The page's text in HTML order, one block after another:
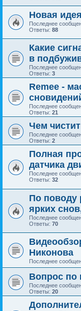
Новая
Последнее
Ответы: 88
Какие
в
Последнее
Ответы: 3
Remee -
Последнее
Ответы: 21
Чем
Последнее
Ответы: 2
Полная
датчика
Последнее
Ответы: 32
По поводу
ярких
Последнее
Ответы: 70
Никонова
Последнее
Вопрос по
Последнее
Ответы: 20